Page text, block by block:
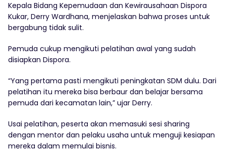
Kepala Bidang Kepemudaan dan Kewirausahaan Dispora
Kukar, Derry Wardhana, menjelaskan bahwa proses untuk
bergabung tidak sulit.
Pemuda cukup mengikuti pelatihan awal yang sudah
disiapkan Dispora.
“Yang pertama pasti mengikuti peningkatan SDM dulu. Dari
pelatihan itu mereka bisa berbaur dan belajar bersama
pemuda dari kecamatan lain,” ujar Derry.
Usai pelatihan, peserta akan memasuki sesi sharing
dengan mentor dan pelaku usaha untuk menguji kesiapan
mereka dalam memulai bisnis.